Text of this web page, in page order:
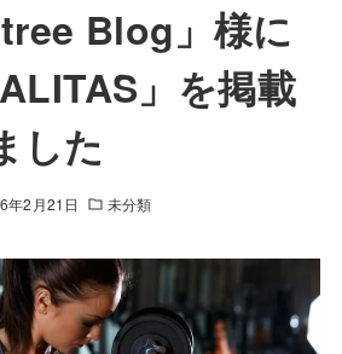
Blog」様に
」を掲載
した
年2月21日 未分類